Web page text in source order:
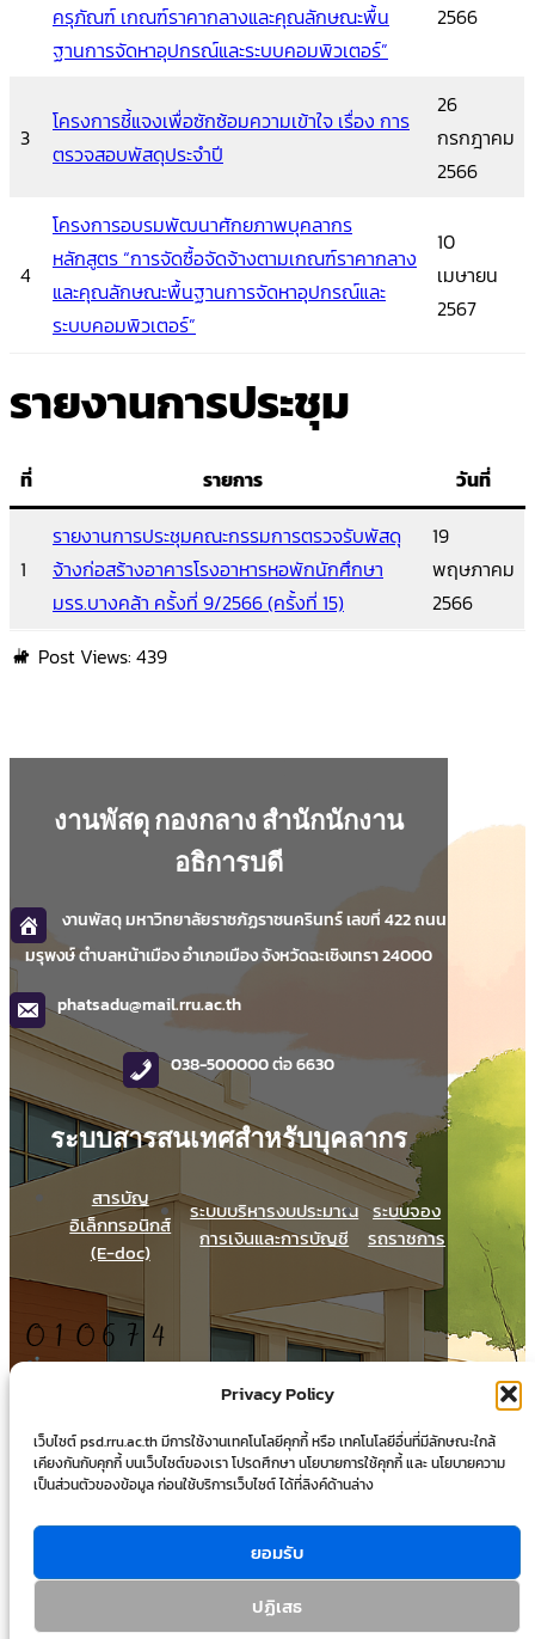
Privacy Policy
เว็บไซต์ psd.rru.ac.th มีการใช้งานเทคโนโลยีคุกกี้ หรือ เทคโนโลยีอื่นที่มีลักษณะใกล้
เคียงกันกับคุกกี้ บนเว็บไซต์ของเรา โปรดศึกษา นโยบายการใช้คุกกี้ และ นโยบายความ
เป็นส่วนตัวของข้อมูล ก่อนใช้บริการเว็บไซต์ ได้ที่ลิงค์ด้านล่าง
ยอมรับ
ปฏิเสธ
ครุภัณฑ์ เกณฑ์ราคากลางและคุณลักษณะพื้น
ฐานการจัดหาอุปกรณ์และระบบคอมพิวเตอร์”
2566
3
โครงการชี้แจงเพื่อซักซ้อมความเข้าใจ เรื่อง การ
ตรวจสอบพัสดุประจำปี
26
กรกฎาคม
2566
4
โครงการอบรมพัฒนาศักยภาพบุคลากร
หลักสูตร “การจัดซื้อจัดจ้างตามเกณฑ์ราคากลาง
และคุณลักษณะพื้นฐานการจัดหาอุปกรณ์และ
ระบบคอมพิวเตอร์”
10
เมษายน
2567
รายงานการประชุม
ที่ รายการ วันที่
1
รายงานการประชุมคณะกรรมการตรวจรับพัสดุ
จ้างก่อสร้างอาคารโรงอาหารหอพักนักศึกษา
มรร.บางคล้า ครั้งที่ 9/2566 (ครั้งที่ 15)
19
พฤษภาคม
2566
Post Views: 439
งานพัสดุ กองกลาง สำนักนักงาน
อธิการบดี
งานพัสดุ มหาวิทยาลัยราชภัฏราชนครินทร์ เลขที่ 422 ถนน
มรุพงษ์ ตำบลหน้าเมือง อำเภอเมือง จังหวัดฉะเชิงเทรา 24000
phatsadu@mail.rru.ac.th
038-500000 ต่อ 6630
ระบบสารสนเทศสำหรับบุคลากร
สารบัญ
อิเล็กทรอนิกส์
(E-doc)
ระบบบริหารงบประมาณ
การเงินและการบัญชี
ระบบจอง
รถราชการ
Total Users : 10674
Views This Month : 142
Total views : 35832
FacebookInstagram
LinkedIn